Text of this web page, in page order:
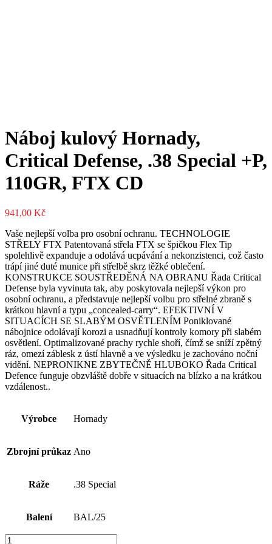
Náboj kulový Hornady,
Critical Defense, .38 Special +P,
110GR, FTX CD
941,00 Kč
Vaše nejlepší volba pro osobní ochranu. TECHNOLOGIE
STŘELY FTX Patentovaná střela FTX se špičkou Flex Tip
spolehlivě expanduje a odolává ucpávání a nekonzistenci, což často
trápí jiné duté munice při střelbě skrz těžké oblečení.
KONSTRUKCE SOUSTŘEDĚNÁ NA OBRANU Řada Critical
Defense byla vyvinuta tak, aby poskytovala nejlepší výkon pro
osobní ochranu, a představuje nejlepší volbu pro střelné zbraně s
krátkou hlavní a typu „concealed-carry“. EFEKTIVNÍ V
SITUACÍCH SE SLABÝM OSVĚTLENÍM Poniklované
nábojnice odolávají korozi a usnadňují kontroly komory při slabém
osvětlení. Optimalizované prachy rychle shoří, čímž se sníží zpětný
ráz, omezí záblesk z ústí hlavně a ve výsledku je zachováno noční
vidění. NEPRONIKNE ZBYTEČNĚ HLUBOKO Řada Critical
Defence funguje obzvláště dobře v situacích na blízko a na krátkou
vzdálenost..
Výrobce Hornady
Zbrojní průkaz Ano
Ráže .38 Special
Balení BAL/25
Náboj